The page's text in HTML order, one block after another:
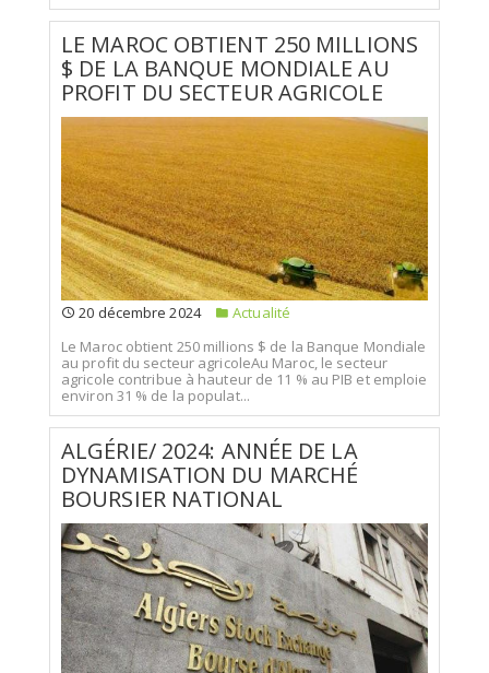
LE MAROC OBTIENT 250 MILLIONS
$ DE LA BANQUE MONDIALE AU
PROFIT DU SECTEUR AGRICOLE
20 décembre 2024
Actualité
Le Maroc obtient 250 millions $ de la Banque Mondiale
au profit du secteur agricoleAu Maroc, le secteur
agricole contribue à hauteur de 11 % au PIB et emploie
environ 31 % de la populat...
ALGÉRIE/ 2024: ANNÉE DE LA
DYNAMISATION DU MARCHÉ
BOURSIER NATIONAL